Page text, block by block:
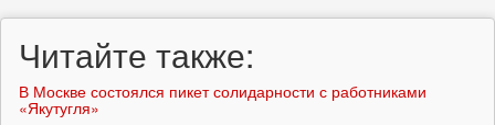
Читайте также:
В Москве состоялся пикет солидарности с работниками
«Якутугля»